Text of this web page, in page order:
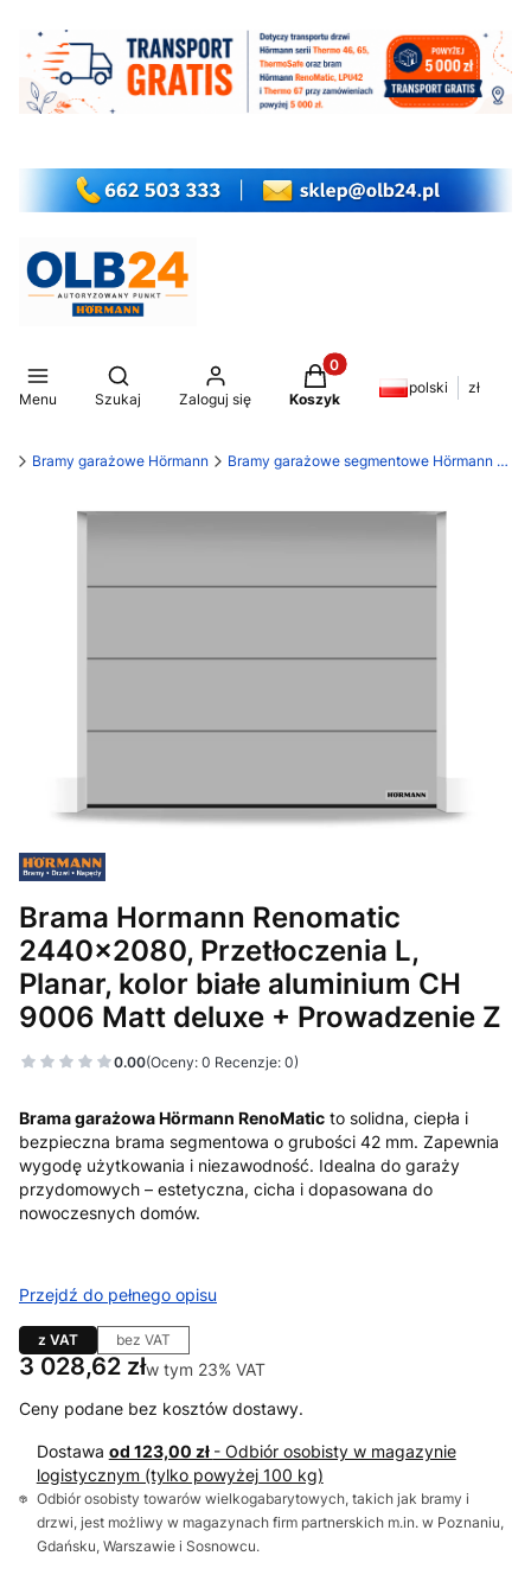
Menu
Otwórz wyszukiwarkę
Szukaj Zaloguj się
Produkty w koszyku: 0.
Koszyk
polski zł
Bramy garażowe Hörmann Bramy garażowe segmentowe Hörmann RenoMatic
Brama Hormann Renomatic
2440x2080, Przetłoczenia L,
Planar, kolor białe aluminium CH
9006 Matt deluxe + Prowadzenie Z
0.00(Oceny: 0 Recenzje: 0)
Brama garażowa Hörmann RenoMatic to solidna, ciepła i
bezpieczna brama segmentowa o grubości 42 mm. Zapewnia
wygodę użytkowania i niezawodność. Idealna do garaży
przydomowych – estetyczna, cicha i dopasowana do
nowoczesnych domów.
Przejdź do pełnego opisu
z VAT bez VAT
Cena
3 028,62 złw tym 23% VAT
w tym 23% VAT
Ceny podane bez kosztów dostawy.
Dostawa od 123,00 zł - Odbiór osobisty w magazynie
logistycznym (tylko powyżej 100 kg)
Odbiór osobisty towarów wielkogabarytowych, takich jak bramy i
drzwi, jest możliwy w magazynach firm partnerskich m.in. w Poznaniu,
Gdańsku, Warszawie i Sosnowcu.